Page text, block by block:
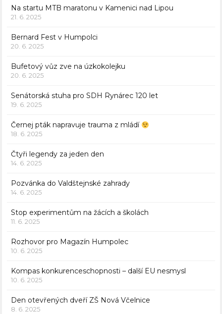
Na startu MTB maratonu v Kamenici nad Lipou
21. 6. 2025
Bernard Fest v Humpolci
20. 6. 2025
Bufetový vůz zve na úzkokolejku
20. 6. 2025
Senátorská stuha pro SDH Rynárec 120 let
19. 6. 2025
Černej pták napravuje trauma z mládí
18. 6. 2025
Čtyři legendy za jeden den
14. 6. 2025
Pozvánka do Valdštejnské zahrady
14. 6. 2025
Stop experimentům na žácích a školách
11. 6. 2025
Rozhovor pro Magazín Humpolec
10. 6. 2025
Kompas konkurenceschopnosti – další EU nesmysl
10. 6. 2025
Den otevřených dveří ZŠ Nová Včelnice
8. 6. 2025